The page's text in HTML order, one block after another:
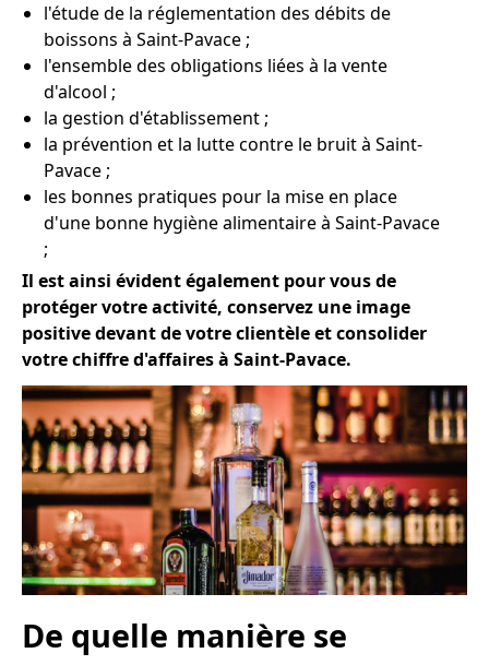
l'étude de la réglementation des débits de
boissons à Saint-Pavace ;
l'ensemble des obligations liées à la vente
d'alcool ;
la gestion d'établissement ;
la prévention et la lutte contre le bruit à Saint-
Pavace ;
les bonnes pratiques pour la mise en place
d'une bonne hygiène alimentaire à Saint-Pavace
;
Il est ainsi évident également pour vous de
protéger votre activité, conservez une image
positive devant de votre clientèle et consolider
votre chiffre d'affaires à Saint-Pavace.
De quelle manière se